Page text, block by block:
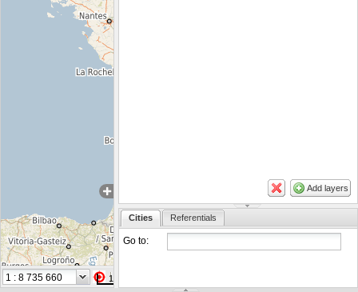
100 km
Add layers
Cities Referentials
Go to: